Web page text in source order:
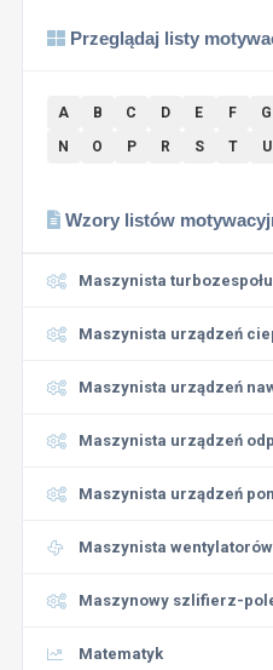
Przeglądaj listy
A B C D E F G
N
O P R S T U
Wzory listów
Maszynista
Maszynista urządzeń
Maszynista urządzeń
Maszynista urządzeń
Maszynista urządzeń
Maszynista
Maszynowy szlifierz-
Matematyk